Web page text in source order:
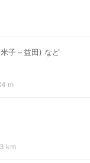
子～益田) など
m
km